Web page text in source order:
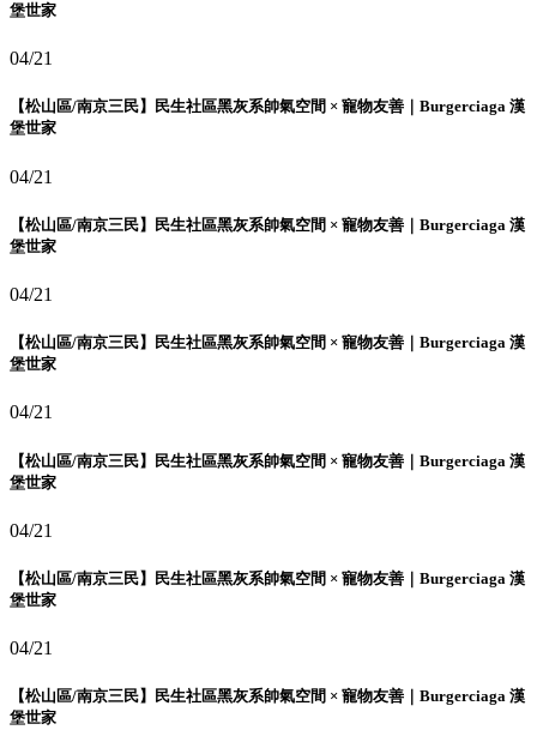
堡世家
04/21
【松山區/南京三民】民生社區黑灰系帥氣空間 × 寵物友善｜Burgerciaga 漢
堡世家
04/21
【松山區/南京三民】民生社區黑灰系帥氣空間 × 寵物友善｜Burgerciaga 漢
堡世家
04/21
【松山區/南京三民】民生社區黑灰系帥氣空間 × 寵物友善｜Burgerciaga 漢
堡世家
04/21
【松山區/南京三民】民生社區黑灰系帥氣空間 × 寵物友善｜Burgerciaga 漢
堡世家
04/21
【松山區/南京三民】民生社區黑灰系帥氣空間 × 寵物友善｜Burgerciaga 漢
堡世家
04/21
【松山區/南京三民】民生社區黑灰系帥氣空間 × 寵物友善｜Burgerciaga 漢
堡世家